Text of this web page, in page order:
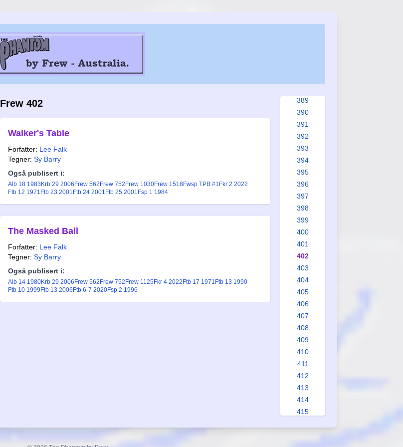
Frew 402
Walker's Table
Forfatter: Lee Falk
Tegner: Sy Barry
Også publisert i:
Alb 18 1983 Krb 29 2006 Frew 562 Frew 752 Frew 1030Frew 1518Fwsp TPB #1 Fkr 2 2022
Ftb 12 1971 Ftb 23 2001 Ftb 24 2001 Ftb 25 2001 Fsp 1 1984
The Masked Ball
Forfatter: Lee Falk
Tegner: Sy Barry
Også publisert i:
Alb 14 1980Krb 29 2006 Frew 562 Frew 752 Frew 1125Fkr 4 2022 Ftb 17 1971 Ftb 13 1990
Ftb 10 1999 Ftb 13 2006 Ftb 6-7 2020Fsp 2 1996
389
390
391
392
393
394
395
396
397
398
399
400
401
402
403
404
405
406
407
408
409
410
411
412
413
414
415